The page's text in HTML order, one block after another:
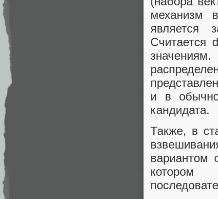
механизм
является
Считается
и в
кандидата.
Также, в
вариантом